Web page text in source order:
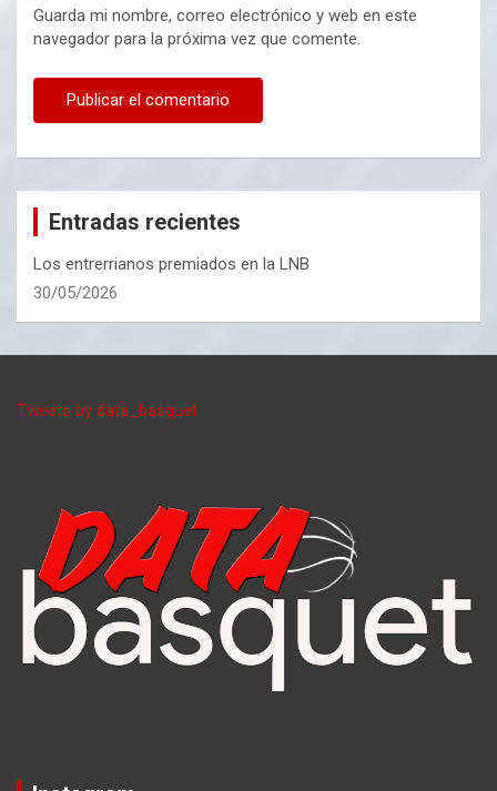
Guarda mi nombre, correo electrónico y web en este
navegador para la próxima vez que comente.
Entradas recientes
Los entrerrianos premiados en la LNB
30/05/2026
Tweets by data_basquet